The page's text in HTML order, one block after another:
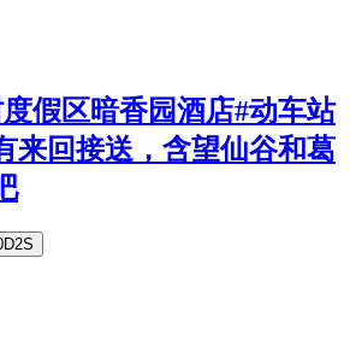
假区暗香园酒店#动车站
来回接送，含望仙谷和葛